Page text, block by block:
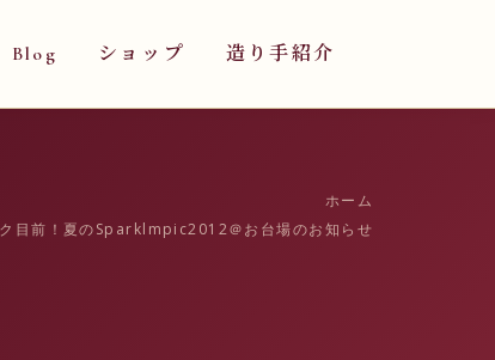
Blog ショップ 造り手紹介
ホーム
目前！夏のSparklmpic2012＠お台場のお知らせ